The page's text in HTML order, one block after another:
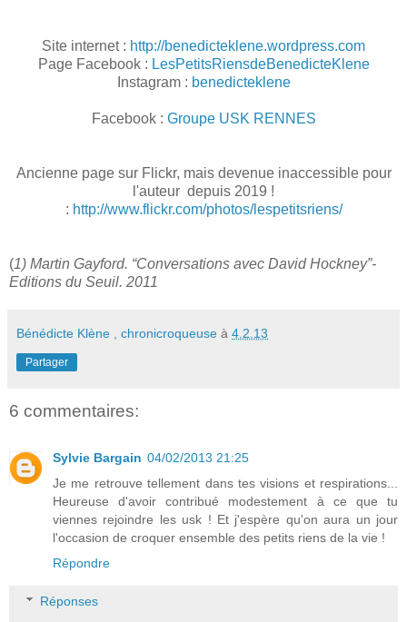
Site internet : http://benedicteklene.wordpress.com
Page Facebook : LesPetitsRiensdeBenedicteKlene
Instagram : benedicteklene
Facebook : Groupe USK RENNES
Ancienne page sur Flickr, mais devenue inaccessible pour
l'auteur depuis 2019 !
: http://www.flickr.com/photos/lespetitsriens/
(1) Martin Gayford. “Conversations avec David Hockney”-
Editions du Seuil. 2011
Bénédicte Klène , chronicroqueuse à 4.2.13
Partager
6 commentaires:
Sylvie Bargain 04/02/2013 21:25
Je me retrouve tellement dans tes visions et respirations...
Heureuse d'avoir contribué modestement à ce que tu
viennes rejoindre les usk ! Et j'espère qu'on aura un jour
l'occasion de croquer ensemble des petits riens de la vie !
Répondre
Réponses